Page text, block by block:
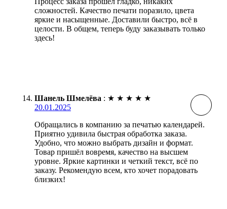
сложностей. Качество печати поразило, цвета
яркие и насыщенные. Доставили быстро, всё в
целости. В общем, теперь буду заказывать только
здесь!
Шанель Шмелёва : ★ ★ ★ ★ ★
20.01.2025
Обращались в компанию за печатью календарей.
Приятно удивила быстрая обработка заказа.
Удобно, что можно выбрать дизайн и формат.
Товар пришёл вовремя, качество на высшем
уровне. Яркие картинки и четкий текст, всё по
заказу. Рекомендую всем, кто хочет порадовать
близких!